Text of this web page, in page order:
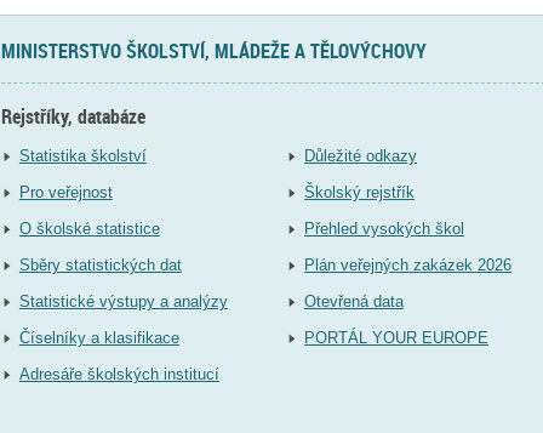
MINISTERSTVO ŠKOLSTVÍ, MLÁDEŽE A TĚLOVÝCHOVY
Rejstříky, databáze
Statistika školství
Pro veřejnost
O školské statistice
Sběry statistických dat
Statistické výstupy a analýzy
Číselníky a klasifikace
Adresáře školských institucí
Důležité odkazy
Školský rejstřík
Přehled vysokých škol
Plán veřejných zakázek 2026
Otevřená data
PORTÁL YOUR EUROPE